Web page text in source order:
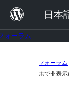
を
日本
ォーラム
フォーラム
ホで非表